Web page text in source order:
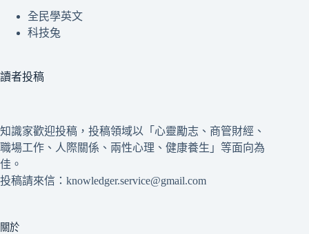
全民學英文
科技兔
讀者投稿
知識家歡迎投稿，投稿領域以「心靈勵志、商管財經、
職場工作、人際關係、兩性心理、健康養生」等面向為
佳。
投稿請來信：knowledger.service@gmail.com
關於